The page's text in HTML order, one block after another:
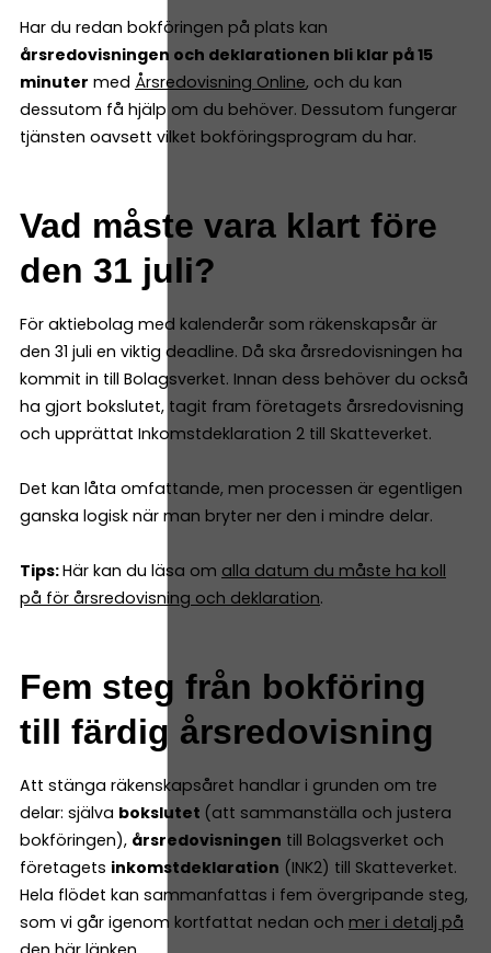
Har du redan bokföringen på plats kan
årsredovisningen och deklarationen bli klar på 15
minuter med Årsredovisning Online, och du kan
dessutom få hjälp om du behöver. Dessutom fungerar
tjänsten oavsett vilket bokföringsprogram du har.
Vad måste vara klart före
den 31 juli?
För aktiebolag med kalenderår som räkenskapsår är
den 31 juli en viktig deadline. Då ska årsredovisningen ha
kommit in till Bolagsverket. Innan dess behöver du också
ha gjort bokslutet, tagit fram företagets årsredovisning
och upprättat Inkomstdeklaration 2 till Skatteverket.
Det kan låta omfattande, men processen är egentligen
ganska logisk när man bryter ner den i mindre delar.
Tips:Här kan du läsa om alla datum du måste ha koll
på för årsredovisning och deklaration.
Fem steg från bokföring
till färdig årsredovisning
Att stänga räkenskapsåret handlar i grunden om tre
delar: själva bokslutet (att sammanställa och justera
bokföringen), årsredovisningen till Bolagsverket och
företagets inkomstdeklaration (INK2) till Skatteverket.
Hela flödet kan sammanfattas i fem övergripande steg,
som vi går igenom kortfattat nedan och mer i detalj på